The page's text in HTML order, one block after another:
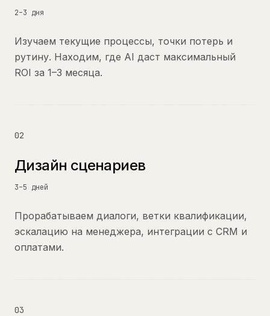
2–3 дня
Изучаем текущие процессы, точки потерь и
рутину. Находим, где AI даст максимальный
ROI за 1–3 месяца.
02
Дизайн сценариев
3–5 дней
Прорабатываем диалоги, ветки квалификации,
эскалацию на менеджера, интеграции с CRM и
оплатами.
03